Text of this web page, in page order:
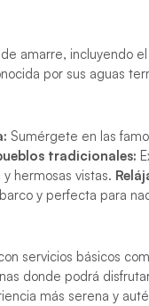
amarre, incluyendo
por sus aguas
Sumérgete en las
tradicionales:
hermosas vistas.
y perfecta para
servicios básicos
donde podrá
más serena y